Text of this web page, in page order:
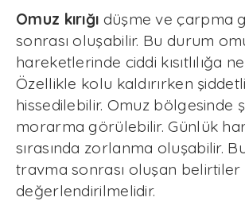
Omuz kırığı düşme ve çarpma
sonrası oluşabilir. Bu durum
hareketlerinde ciddi kısıtlılığa
Özellikle kolu kaldırırken
hissedilebilir. Omuz bölgesinde
morarma görülebilir. Günlük
sırasında zorlanma oluşabilir.
travma sonrası oluşan belirtiler
değerlendirilmelidir.